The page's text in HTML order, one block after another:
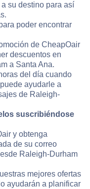
su destino para así
poder encontrar
de CheapOair
descuentos en
a Santa Ana.
del día cuando
ayudarle a
de Raleigh-
suscribiéndose
y obtenga
de su correo
Raleigh-Durham
mejores ofertas
ayudarán a planificar